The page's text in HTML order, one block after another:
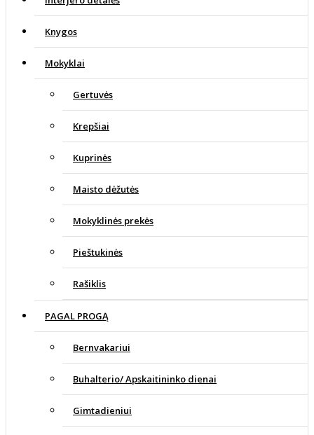
Knygos
Mokyklai
Gertuvės
Krepšiai
Kuprinės
Maisto dėžutės
Mokyklinės prekės
Pieštukinės
Rašiklis
PAGAL PROGĄ
Bernvakariui
Buhalterio/ Apskaitininko dienai
Gimtadieniui